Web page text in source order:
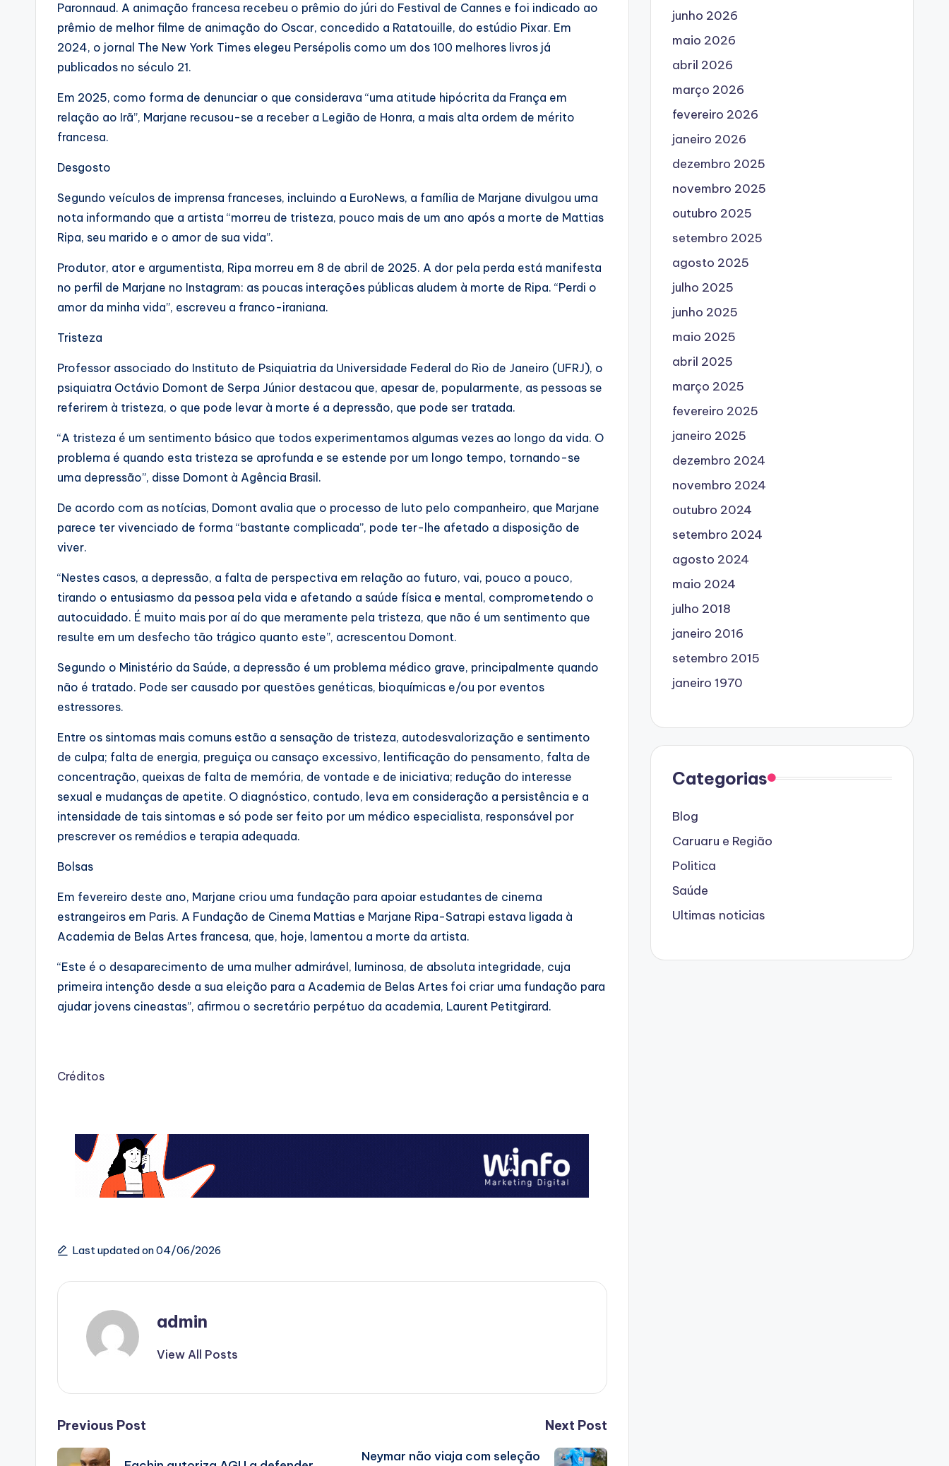
Paronnaud. A animação francesa recebeu o prêmio do júri do Festival de Cannes e foi indicado ao
prêmio de melhor filme de animação do Oscar, concedido a Ratatouille, do estúdio Pixar. Em
2024, o jornal The New York Times elegeu Persépolis como um dos 100 melhores livros já
publicados no século 21.
Em 2025, como forma de denunciar o que considerava “uma atitude hipócrita da França em
relação ao Irã”, Marjane recusou-se a receber a Legião de Honra, a mais alta ordem de mérito
francesa.
Desgosto
Segundo veículos de imprensa franceses, incluindo a EuroNews, a família de Marjane divulgou uma
nota informando que a artista “morreu de tristeza, pouco mais de um ano após a morte de Mattias
Ripa, seu marido e o amor de sua vida”.
Produtor, ator e argumentista, Ripa morreu em 8 de abril de 2025. A dor pela perda está manifesta
no perfil de Marjane no Instagram: as poucas interações públicas aludem à morte de Ripa. “Perdi o
amor da minha vida”, escreveu a franco-iraniana.
Tristeza
Professor associado do Instituto de Psiquiatria da Universidade Federal do Rio de Janeiro (UFRJ), o
psiquiatra Octávio Domont de Serpa Júnior destacou que, apesar de, popularmente, as pessoas se
referirem à tristeza, o que pode levar à morte é a depressão, que pode ser tratada.
“A tristeza é um sentimento básico que todos experimentamos algumas vezes ao longo da vida. O
problema é quando esta tristeza se aprofunda e se estende por um longo tempo, tornando-se
uma depressão”, disse Domont à Agência Brasil.
De acordo com as notícias, Domont avalia que o processo de luto pelo companheiro, que Marjane
parece ter vivenciado de forma “bastante complicada”, pode ter-lhe afetado a disposição de
viver.
“Nestes casos, a depressão, a falta de perspectiva em relação ao futuro, vai, pouco a pouco,
tirando o entusiasmo da pessoa pela vida e afetando a saúde física e mental, comprometendo o
autocuidado. É muito mais por aí do que meramente pela tristeza, que não é um sentimento que
resulte em um desfecho tão trágico quanto este”, acrescentou Domont.
Segundo o Ministério da Saúde, a depressão é um problema médico grave, principalmente quando
não é tratado. Pode ser causado por questões genéticas, bioquímicas e/ou por eventos
estressores.
Entre os sintomas mais comuns estão a sensação de tristeza, autodesvalorização e sentimento
de culpa; falta de energia, preguiça ou cansaço excessivo, lentificação do pensamento, falta de
concentração, queixas de falta de memória, de vontade e de iniciativa; redução do interesse
sexual e mudanças de apetite. O diagnóstico, contudo, leva em consideração a persistência e a
intensidade de tais sintomas e só pode ser feito por um médico especialista, responsável por
prescrever os remédios e terapia adequada.
Bolsas
Em fevereiro deste ano, Marjane criou uma fundação para apoiar estudantes de cinema
estrangeiros em Paris. A Fundação de Cinema Mattias e Marjane Ripa-Satrapi estava ligada à
Academia de Belas Artes francesa, que, hoje, lamentou a morte da artista.
“Este é o desaparecimento de uma mulher admirável, luminosa, de absoluta integridade, cuja
primeira intenção desde a sua eleição para a Academia de Belas Artes foi criar uma fundação para
ajudar jovens cineastas”, afirmou o secretário perpétuo da academia, Laurent Petitgirard.
Créditos
Last updated on 04/06/2026
admin
View All Posts
Post
Previous Post Next Post
Neymar não viaja com seleção
junho 2026
maio 2026
abril 2026
março 2026
fevereiro 2026
janeiro 2026
dezembro 2025
novembro 2025
outubro 2025
setembro 2025
agosto 2025
julho 2025
junho 2025
maio 2025
abril 2025
março 2025
fevereiro 2025
janeiro 2025
dezembro 2024
novembro 2024
outubro 2024
setembro 2024
agosto 2024
maio 2024
julho 2018
janeiro 2016
setembro 2015
janeiro 1970
Categorias
Blog
Caruaru e Região
Politica
Saúde
Ultimas noticias